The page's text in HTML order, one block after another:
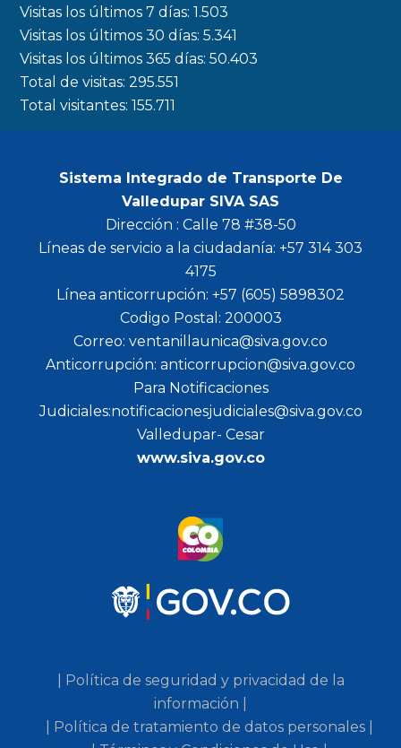
o
k
a
m
r
Visitas los últimos 7 días:1.503
Visitas los últimos 30 días:5.341
Visitas los últimos 365 días:50.403
Total de visitas:295.551
Total visitantes:155.711
Sistema Integrado de Transporte De
Valledupar SIVA SAS
Dirección : Calle 78 #38-50
Líneas de servicio a la ciudadanía: +57 314 303
4175
Línea anticorrupción: +57 (605) 5898302
Codigo Postal: 200003
Correo: ventanillaunica@siva.gov.co
Anticorrupción: anticorrupcion@siva.gov.co
Para Notificaciones
Judiciales:notificacionesjudiciales@siva.gov.co
Valledupar- Cesar
www.siva.gov.co
| Política de seguridad y privacidad de la
información |
| Política de tratamiento de datos personales |